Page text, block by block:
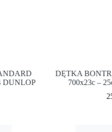
DUNLOP
DĘTKA
700x23c –